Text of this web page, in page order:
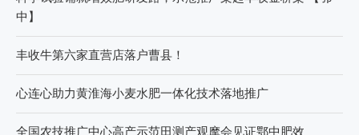
中】
丰收牛第六家直营店落户曹县！
心连心助力黄淮海小麦水肥一体化技术落地推广
全国农技推广中心高产示范田测产观摩会见证鄂中肥效